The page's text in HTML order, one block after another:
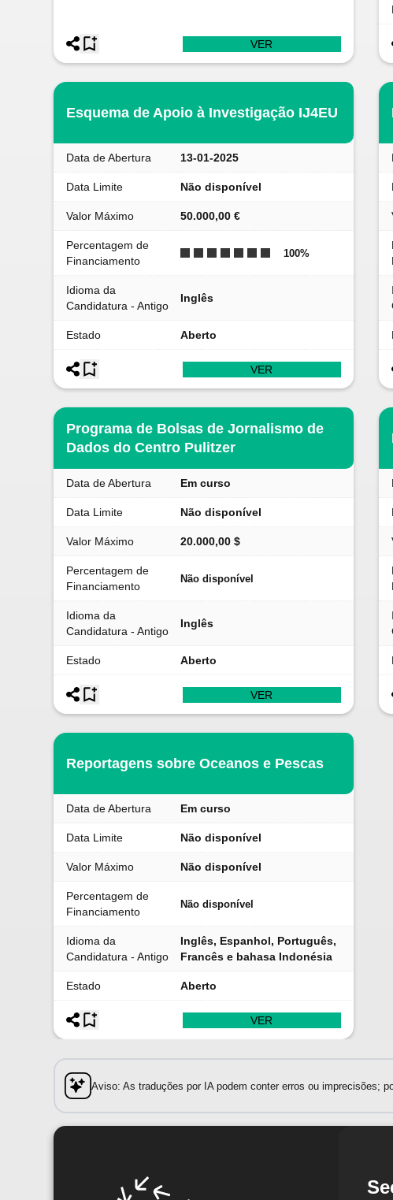
VER
Esquema de Apoio à Investigação IJ4EU
Data de Abertura 13-01-2025
Data Limite Não disponível
Valor Máximo 50.000,00 €
Percentagem de
Financiamento
100%
Idioma da
Candidatura - Antigo
Inglês
Estado Aberto
VER
Programa de Bolsas de Jornalismo de
Dados do Centro Pulitzer
Data de Abertura Em curso
Data Limite Não disponível
Valor Máximo 20.000,00 $
Percentagem de
Financiamento
Não disponível
Idioma da
Candidatura - Antigo
Inglês
Estado Aberto
VER
Reportagens sobre Oceanos e Pescas
Data de Abertura Em curso
Data Limite Não disponível
Valor Máximo Não disponível
Percentagem de
Financiamento
Não disponível
Idioma da
Candidatura - Antigo
Inglês, Espanhol, Português,
Francês e bahasa Indonésia
Estado Aberto
VER
Aviso: As traduções por IA podem conter erros ou imprecisões;